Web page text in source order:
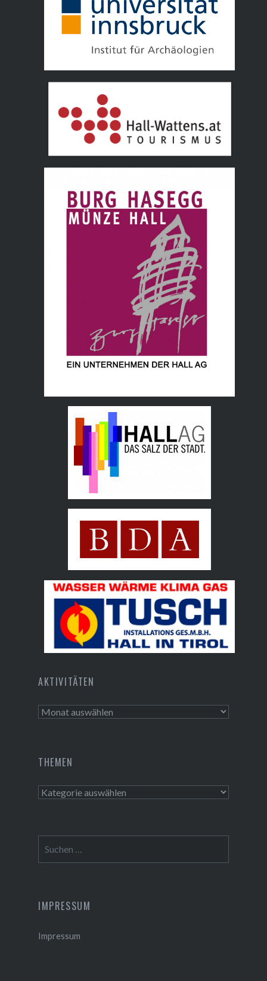
Bundesdenkmalamt
AKTIVITÄTEN
Aktivitäten
THEMEN
Themen
nach:
IMPRESSUM
Impressum